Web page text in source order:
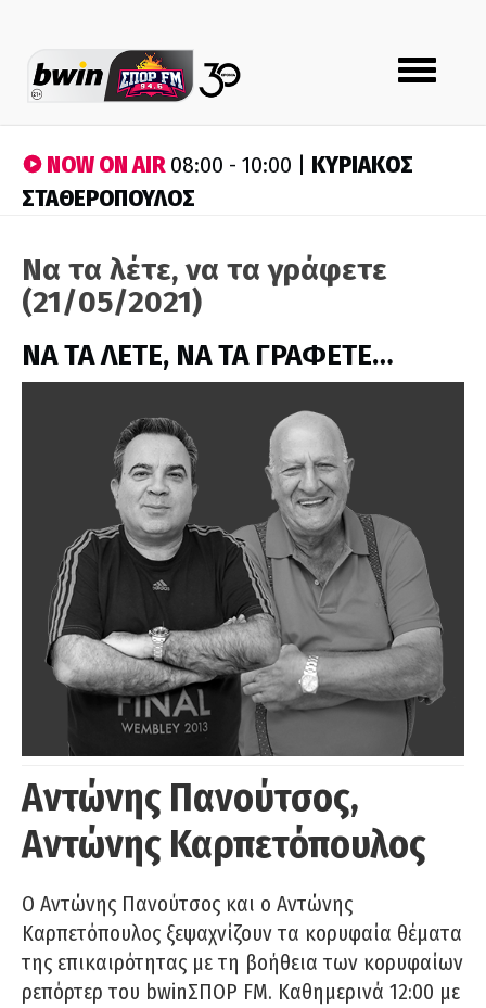
Toggle
navigation
NOW ON AIR08:00 - 10:00 | ΚΥΡΙΑΚΟΣ
ΣΤΑΘΕΡΟΠΟΥΛΟΣ
Να τα λέτε, να τα γράφετε
(21/05/2021)
ΝΑ ΤΑ ΛΕΤΕ, ΝΑ ΤΑ ΓΡΑΦΕΤΕ…
Αντώνης Πανούτσος,
Αντώνης Καρπετόπουλος
Ο Αντώνης Πανούτσος και ο Αντώνης
Καρπετόπουλος ξεψαχνίζουν τα κορυφαία θέματα
της επικαιρότητας με τη βοήθεια των κορυφαίων
ρεπόρτερ του bwinΣΠΟΡ FM. Καθημερινά 12:00 με